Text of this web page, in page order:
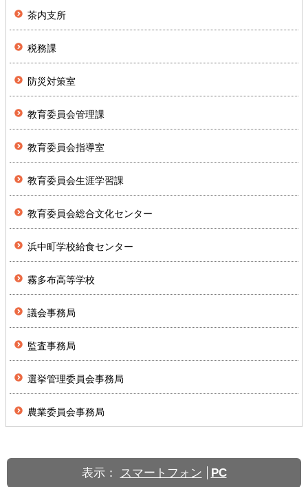
茶内支所
税務課
防災対策室
教育委員会管理課
教育委員会指導室
教育委員会生涯学習課
教育委員会総合文化センター
浜中町学校給食センター
霧多布高等学校
議会事務局
監査事務局
選挙管理委員会事務局
農業委員会事務局
表示： スマートフォン PC